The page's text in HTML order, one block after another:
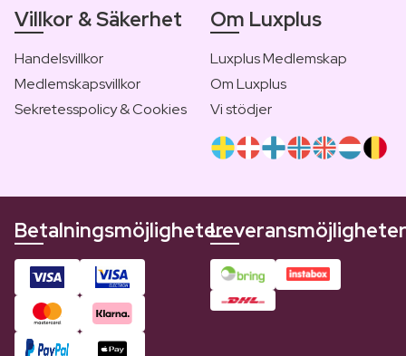
Villkor & Säkerhet
Handelsvillkor
Medlemskapsvillkor
Sekretesspolicy & Cookies
Om Luxplus
Luxplus Medlemskap
Om Luxplus
Vi stödjer
BetalningsmöjligheterLeveransmöjligheter